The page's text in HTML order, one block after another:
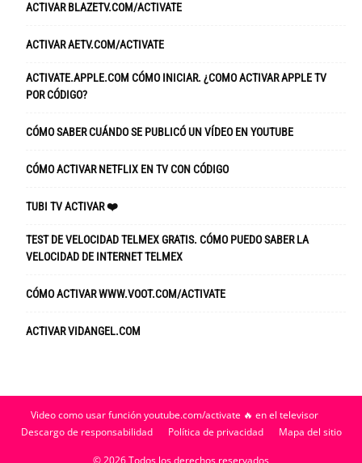
ACTIVAR BLAZETV.COM/ACTIVATE
ACTIVAR AETV.COM/ACTIVATE
ACTIVATE.APPLE.COM CÓMO INICIAR. ¿COMO ACTIVAR APPLE TV
POR CÓDIGO?
CÓMO SABER CUÁNDO SE PUBLICÓ UN VÍDEO EN YOUTUBE
CÓMO ACTIVAR NETFLIX EN TV CON CÓDIGO
TUBI TV ACTIVAR ❤️
TEST DE VELOCIDAD TELMEX GRATIS. CÓMO PUEDO SABER LA
VELOCIDAD DE INTERNET TELMEX
CÓMO ACTIVAR WWW.VOOT.COM/ACTIVATE
ACTIVAR VIDANGEL.COM
Video como usar función youtube.com/activate 🔥 en el televisor
Descargo de responsabilidad
Política de privacidad Mapa del sitio
© 2026 Todos los derechos reservados